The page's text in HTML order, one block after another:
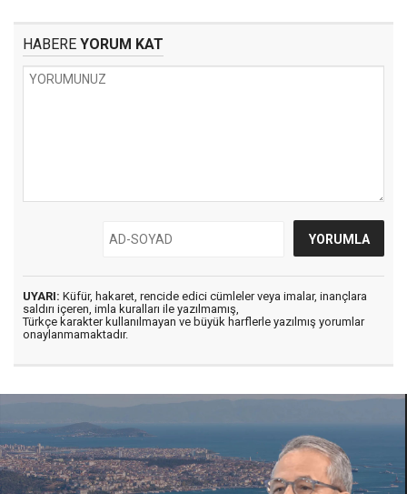
HABERE YORUM KAT
UYARI: Küfür, hakaret, rencide edici cümleler veya imalar, inançlara
saldırı içeren, imla kuralları ile yazılmamış,
Türkçe karakter kullanılmayan ve büyük harflerle yazılmış yorumlar
onaylanmamaktadır.